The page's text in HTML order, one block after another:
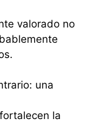
valorado no
una
la